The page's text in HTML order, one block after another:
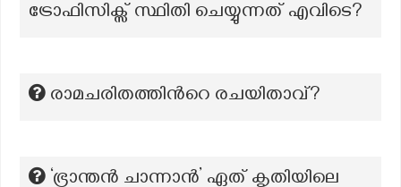
ട്രോഫിസിക്സ് സ്ഥിതി ചെയ്യുന്നത് എവിടെ?
രാമചരിതത്തിന്‍റെ രചയിതാവ്?
‘ഭ്രാന്തൻ ചാന്നാൻ’ ഏത് കൃതിയിലെ